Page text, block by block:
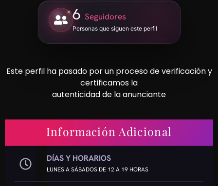
6 Seguidores
Personas que siguen este perfil
Este perfil ha pasado por un proceso de verificación y
certificamos la
autenticidad de la anunciante
Información Adicional
DÍAS Y HORARIOS
LUNES A SÁBADOS DE 12 A 19 HORAS